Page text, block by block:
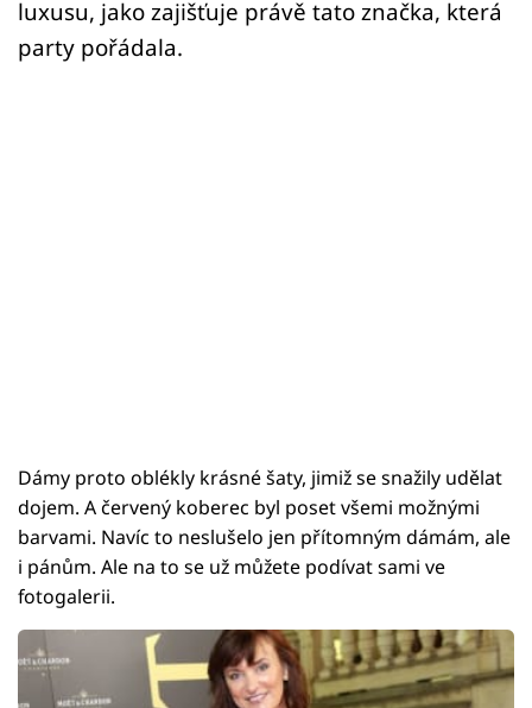
luxusu, jako zajišťuje právě tato značka, která
party pořádala.
Dámy proto oblékly krásné šaty, jimiž se snažily udělat
dojem. A červený koberec byl poset všemi možnými
barvami. Navíc to neslušelo jen přítomným dámám, ale
i pánům. Ale na to se už můžete podívat sami ve
fotogalerii.